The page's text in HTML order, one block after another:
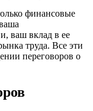
финансовые
ваш вклад в ее
труда. Все эти
переговоров о